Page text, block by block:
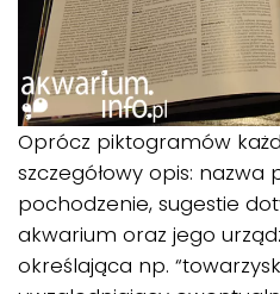
Oprócz piktogramów
szczegółowy opis: nazwa
pochodzenie, sugestie
akwarium oraz jego
określająca np.